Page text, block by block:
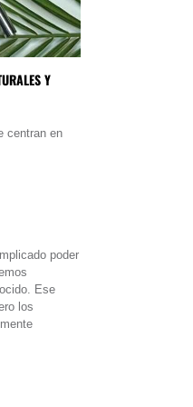
Y
centran en
poder
Ese
los